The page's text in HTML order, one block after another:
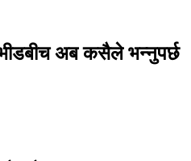
अब कसैले भन्नुपर्छ